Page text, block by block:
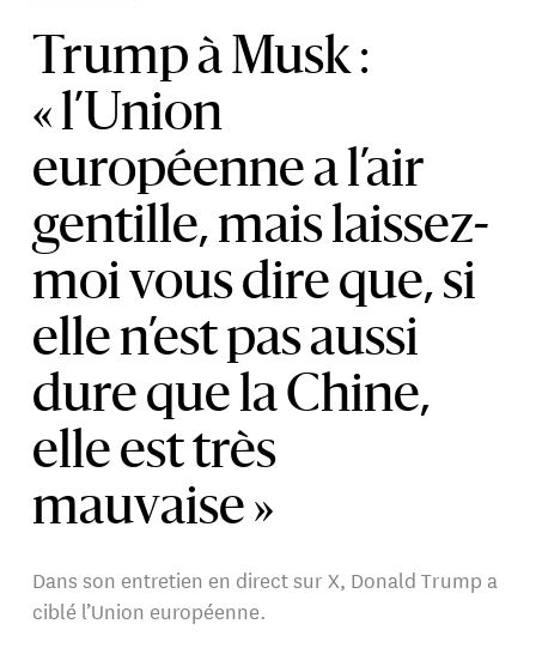
Trump à Musk :
« l’Union
européenne a l’air
gentille, mais laissez-
moi vous dire que, si
elle n’est pas aussi
dure que la Chine,
elle est très
mauvaise »
Dans son entretien en direct sur X, Donald Trump a
ciblé l’Union européenne.